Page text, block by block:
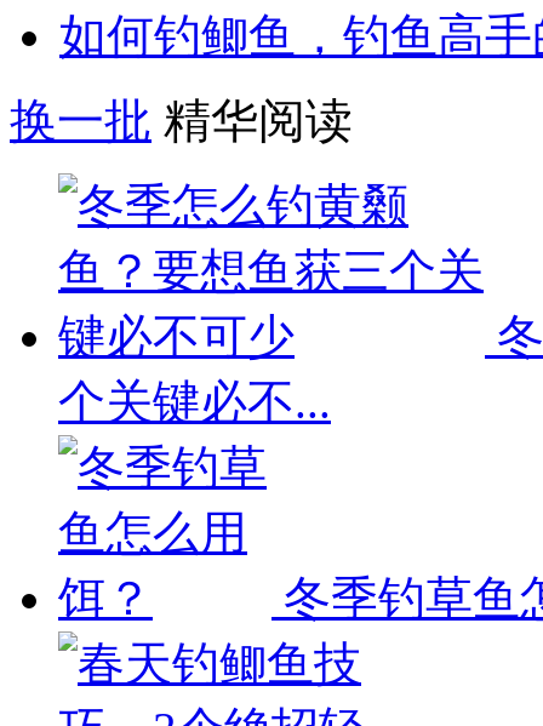
如何钓鲫鱼，钓鱼高
换一批 精华阅读
个关键必不...
冬季钓草鱼